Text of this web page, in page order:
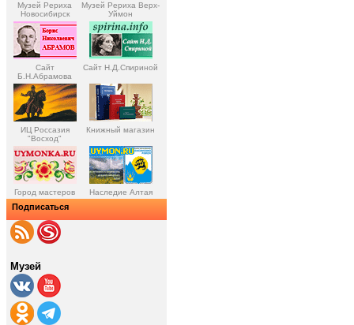
Музей Рериха
Новосибирск
Музей Рериха Верх-
Уймон
Сайт
Б.Н.Абрамова
Сайт Н.Д.Спириной
ИЦ Россазия
"Восход"
Книжный магазин
Город мастеров Наследие Алтая
Подписаться
Музей